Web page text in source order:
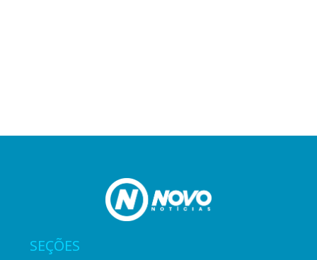
SEÇÕES